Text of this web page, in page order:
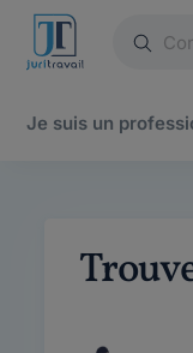
Je suis un